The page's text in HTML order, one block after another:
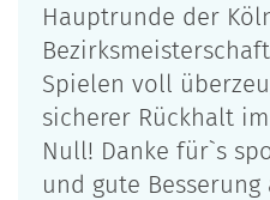
Hauptrunde der
Spielen voll
sicherer Rückhalt
Null! Danke für`s
und gute Besserung